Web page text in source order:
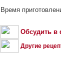
Время
Обсудить в
Другие